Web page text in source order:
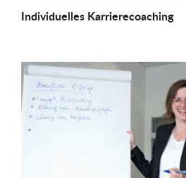
Individu­elles Karrierecoaching